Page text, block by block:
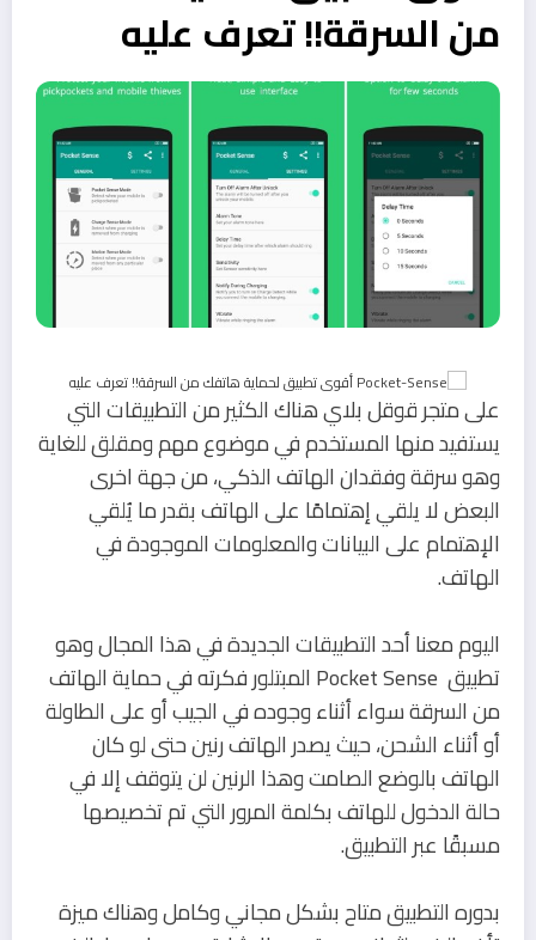
من السرقة!! تعرف عليه
على متجر قوقل بلاي هناك الكثير من التطبيقات التي
يستفيد منها المستخدم في موضوع مهم ومقلق للغاية
وهو سرقة وفقدان الهاتف الذكي، من جهة اخرى
البعض لا يلقي إهتمامًا على الهاتف بقدر ما يُلقي
الإهتمام على البيانات والمعلومات الموجودة في
الهاتف.
اليوم معنا أحد التطبيقات الجديدة في هذا المجال وهو
تطبيق Pocket Sense المبتلور فكرته في حماية الهاتف
من السرقة سواء أثناء وجوده في الجيب أو على الطاولة
أو أثناء الشحن، حيث يصدر الهاتف رنين حتى لو كان
الهاتف بالوضع الصامت وهذا الرنين لن يتوقف إلا في
حالة الدخول للهاتف بكلمة المرور التي تم تخصيصها
مسبقًا عبر التطبيق.
بدوره التطبيق متاح بشكل مجاني وكامل وهناك ميزة